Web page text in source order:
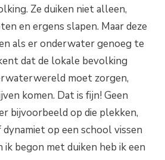
Ze duiken niet alleen,
en ergens slapen. Maar deze
als er onderwater genoeg te
dat de lokale bevolking
moet zorgen,
komen. Dat is fijn! Geen
bijvoorbeeld op die plekken,
op een school vissen
ik begon met duiken heb ik een